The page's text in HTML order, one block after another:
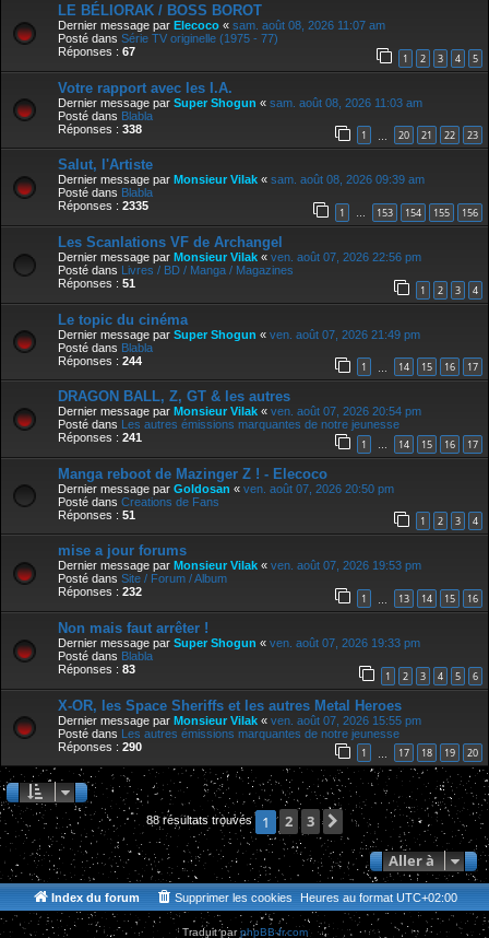
LE BÉLIORAK / BOSS BOROT
Dernier message par Elecoco « sam. août 08, 2026 11:07 am
Posté dans Série TV originelle (1975 - 77)
Réponses : 67 1 2 3 4 5
Votre rapport avec les I.A.
Dernier message par Super Shogun « sam. août 08, 2026 11:03 am
Posté dans Blabla
Réponses : 338 1 20 21 22 23
Salut, l'Artiste
Dernier message par Monsieur Vilak « sam. août 08, 2026 09:39 am
Posté dans Blabla
Réponses : 2335 1 … 153 154 155 156
Les Scanlations VF de Archangel
Dernier message par Monsieur Vilak « ven. août 07, 2026 22:56 pm
Posté dans Livres / BD / Manga / Magazines
Réponses : 51 1 2 3 4
Le topic du cinéma
Dernier message par Super Shogun « ven. août 07, 2026 21:49 pm
Posté dans Blabla
Réponses : 244 1 14 15 16 17
DRAGON BALL, Z, GT & les autres
Dernier message par Monsieur Vilak « ven. août 07, 2026 20:54 pm
Posté dans Les autres émissions marquantes de notre jeunesse
Réponses : 241 1 … 14 15 16 17
Manga reboot de Mazinger Z ! - Elecoco
Dernier message par Goldosan « ven. août 07, 2026 20:50 pm
Posté dans Creations de Fans
Réponses : 51 1 2 3 4
mise a jour forums
Dernier message par Monsieur Vilak « ven. août 07, 2026 19:53 pm
Posté dans Site / Forum / Album
Réponses : 232 1 13 14 15 16
Non mais faut arrêter !
Dernier message par Super Shogun « ven. août 07, 2026 19:33 pm
Posté dans Blabla
Réponses : 83 1 2 3 4 5 6
X-OR, les Space Sheriffs et les autres Metal Heroes
Dernier message par Monsieur Vilak « ven. août 07, 2026 15:55 pm
Posté dans Les autres émissions marquantes de notre jeunesse
Réponses : 290 1 17 18 19 20
88 résultats trouvés 1 2 3
Suivante
Aller à
Index du forum Heures au format UTC+02:00
Supprimer les cookies
Traduit parphpBB-fr.com